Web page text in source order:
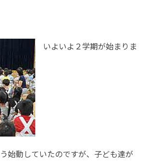
いよいよ２学期が始まりま
始動していたのですが、子ども達が